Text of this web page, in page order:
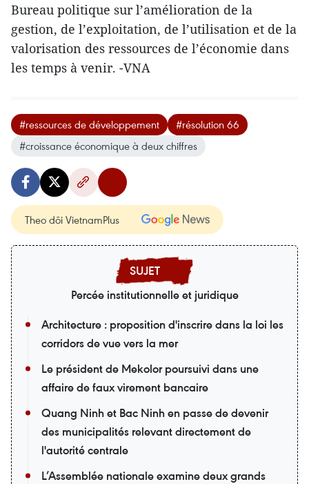
Bureau politique sur l’amélioration de la
gestion, de l’exploitation, de l’utilisation et de la
valorisation des ressources de l’économie dans
les temps à venir. -VNA
#ressources de développement
#résolution 66
#croissance économique à deux chiffres
Theo dõi VietnamPlus
Percée institutionnelle et juridique
Architecture : proposition d'inscrire dans la loi les
corridors de vue vers la mer
Le président de Mekolor poursuivi dans une
affaire de faux virement bancaire
Quang Ninh et Bac Ninh en passe de devenir
des municipalités relevant directement de
l'autorité centrale
L’Assemblée nationale examine deux grands